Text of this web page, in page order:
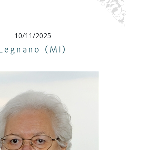
10/11/2025
Legnano (MI)